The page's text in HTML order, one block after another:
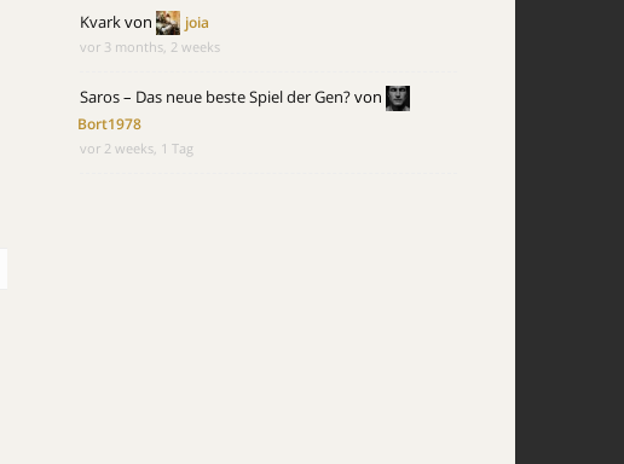
Kvarkvon joia
vor 3 months, 2 weeks
Saros – Das neue beste Spiel der Gen?von
Bort1978
vor 2 weeks, 1 Tag